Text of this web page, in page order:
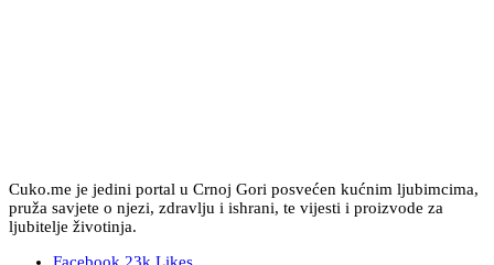
Cuko.me je jedini portal u Crnoj Gori posvećen kućnim ljubimcima,
pruža savjete o njezi, zdravlju i ishrani, te vijesti i proizvode za
ljubitelje životinja.